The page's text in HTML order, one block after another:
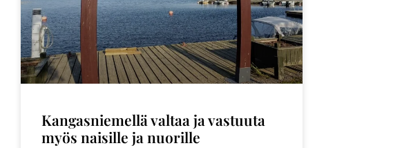
Kangasniemellä valtaa ja vastuuta
myös naisille ja nuorille